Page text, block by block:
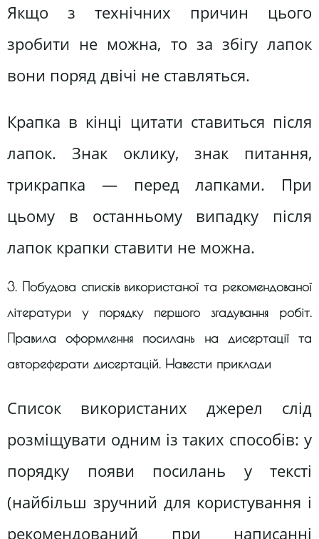
Якщо з технічних причин цього
зробити не можна, то за збігу лапок
вони поряд двічі не ставляться.
Крапка в кінці цитати ставиться після
лапок. Знак оклику, знак питання,
трикрапка — перед лапками. При
цьому в останньому випадку після
лапок крапки ставити не можна.
3. Побудова списків використаної та рекомендованої
літератури у порядку першого згадування робіт.
Правила оформлення посилань на дисертації та
автореферати дисертацій. Навести приклади
Список використаних джерел слід
розміщувати одним із таких способів: у
порядку появи посилань у тексті
(найбільш зручний для користування і
рекомендований при написанні